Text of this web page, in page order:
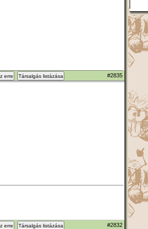
erre Társalgás listázása #2835
erre Társalgás listázása #2832